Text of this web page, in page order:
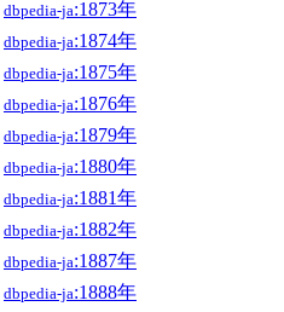
dbpedia-ja:1873年
dbpedia-ja:1874年
dbpedia-ja:1875年
dbpedia-ja:1876年
dbpedia-ja:1879年
dbpedia-ja:1880年
dbpedia-ja:1881年
dbpedia-ja:1882年
dbpedia-ja:1887年
dbpedia-ja:1888年